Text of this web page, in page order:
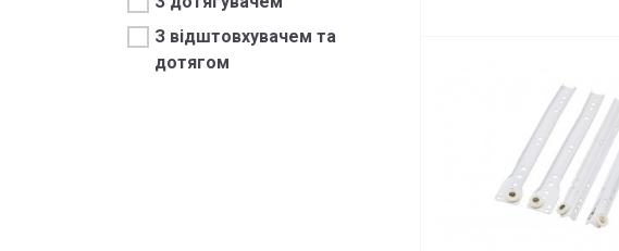
З відштовхувачем та
дотягом